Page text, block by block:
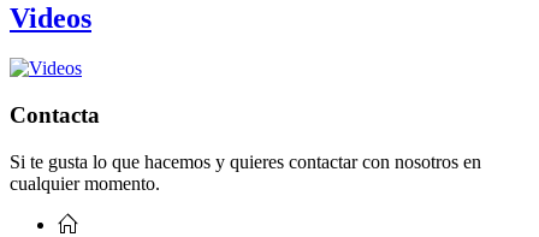
Videos
Contacta
Si te gusta lo que hacemos y quieres contactar con nosotros en
cualquier momento.